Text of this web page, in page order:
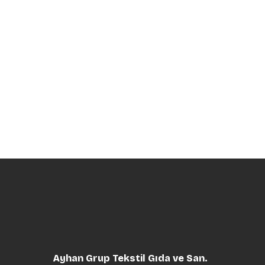
Ayhan Grup Tekstil Gıda ve San.